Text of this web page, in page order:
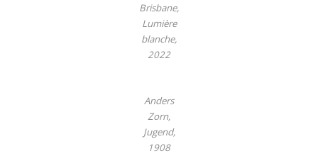
Brisbane,
Lumière
blanche,
2022
Anders
Zorn,
Jugend,
1908